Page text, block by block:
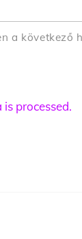
a következő
processed.